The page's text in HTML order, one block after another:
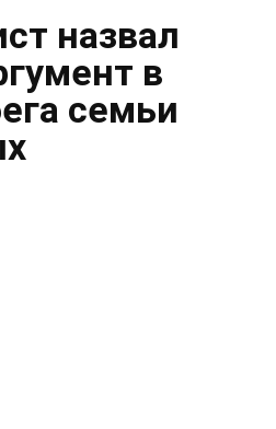
назвал
в
семьи